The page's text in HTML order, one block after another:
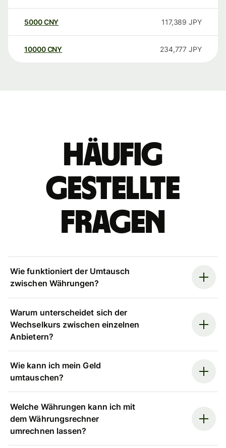
5000CNY 117,389 JPY
10000 CNY 234,777 JPY
Häufig
gestellte
Fragen
Wie funktioniert der Umtausch
zwischen Währungen?
Warum unterscheidet sich der
Wechselkurs zwischen einzelnen
Anbietern?
Wie kann ich mein Geld
umtauschen?
Welche Währungen kann ich mit
dem Währungsrechner
umrechnen lassen?